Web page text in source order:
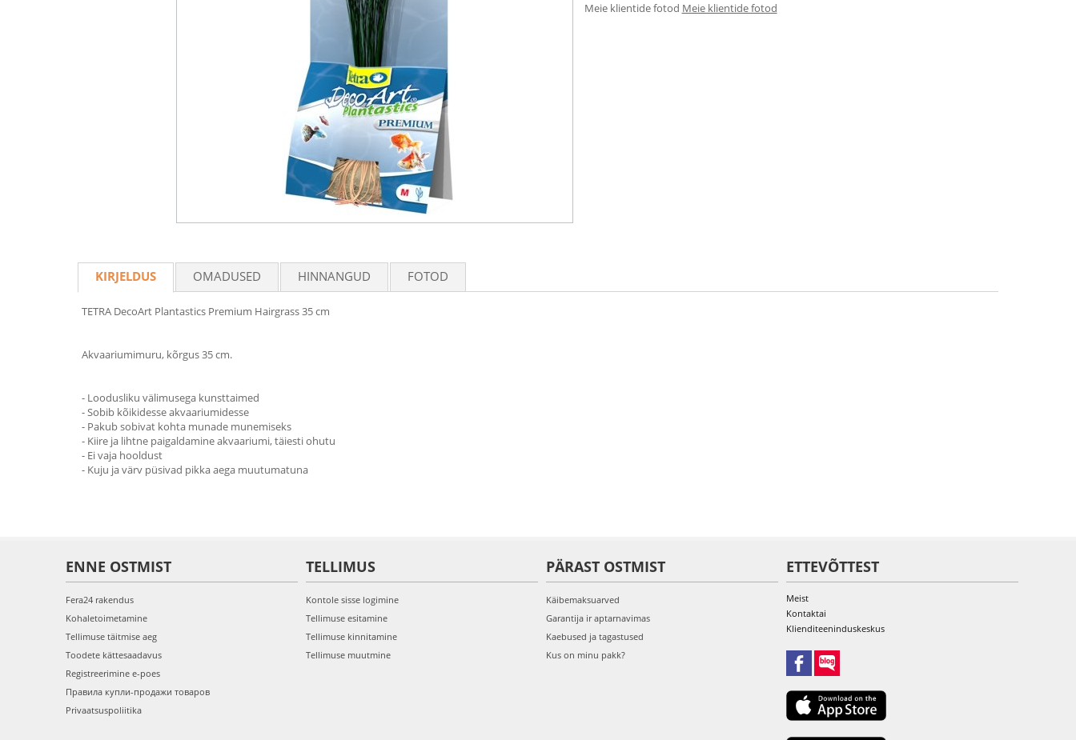
Meie klientide fotod Meie klientide fotod
KIRJELDUS OMADUSED HINNANGUD FOTOD
TETRA DecoArt Plantastics Premium Hairgrass 35 cm
Akvaariumimuru, kõrgus 35 cm.
- Loodusliku välimusega kunsttaimed
- Sobib kõikidesse akvaariumidesse
- Pakub sobivat kohta munade munemiseks
- Kiire ja lihtne paigaldamine akvaariumi, täiesti ohutu
- Ei vaja hooldust
- Kuju ja värv püsivad pikka aega muutumatuna
ENNE OSTMIST
Fera24 rakendus
Kohaletoimetamine
Tellimuse täitmise aeg
Toodete kättesaadavus
Registreerimine e-poes
Правила купли-продажи товаров
Privaatsuspoliitika
TELLIMUS
Kontole sisse logimine
Tellimuse esitamine
Tellimuse kinnitamine
Tellimuse muutmine
PÄRAST OSTMIST
Käibemaksuarved
Garantija ir aptarnavimas
Kaebused ja tagastused
Kus on minu pakk?
ETTEVÕTTEST
Meist
Kontaktai
Klienditeeninduskeskus